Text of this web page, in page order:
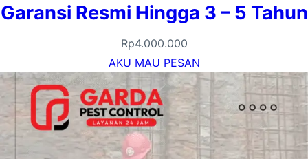
Garansi Resmi Hingga 3 – 5 Tahun
Rp4.000.000
AKU MAU PESAN